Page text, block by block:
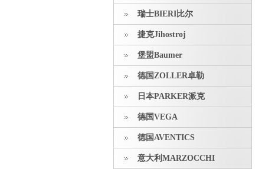
瑞士BIERI比尔
捷克Jihostroj
堡盟Baumer
德国ZOLLER卓勒
日本PARKER派克
德国VEGA
德国AVENTICS
意大利MARZOCCHI